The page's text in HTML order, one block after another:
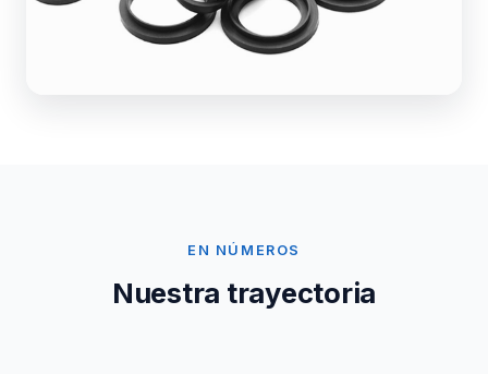
EN NÚMEROS
Nuestra trayectoria